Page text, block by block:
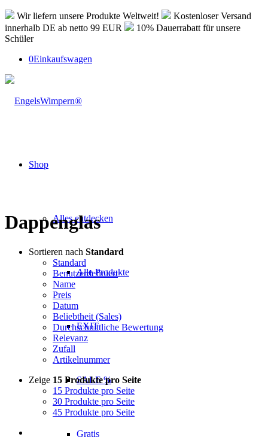
Wir liefern unsere Produkte Weltweit!
Kostenloser Versand
innerhalb DE ab netto 99 EUR
10% Dauerrabatt für unsere
Schüler
0Einkaufswagen
Shop
Alles entdecken
Alle Produkte
EXIT
SALE %
Gratis
Dappenglas
Sortieren nach Standard
Standard
Benutzerdefiniert
Name
Preis
Datum
Beliebtheit (Sales)
Durchschnittliche Bewertung
Relevanz
Zufall
Artikelnummer
Zeige 15 Produkte pro Seite
15 Produkte pro Seite
30 Produkte pro Seite
45 Produkte pro Seite